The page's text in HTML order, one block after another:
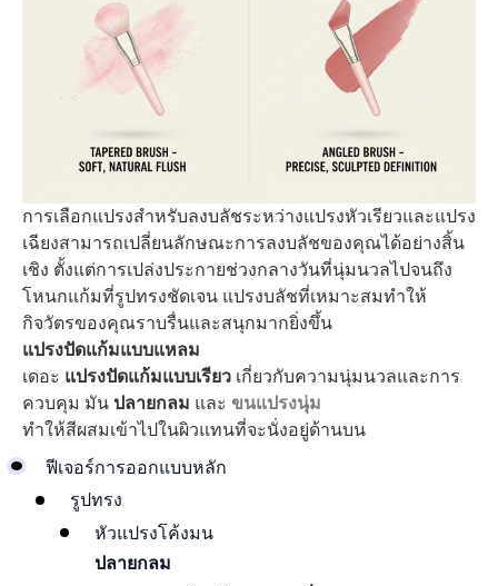
การเลือกแปรงสำหรับลงบลัชระหว่างแปรงหัวเรียวและแปรง
เฉียงสามารถเปลี่ยนลักษณะการลงบลัชของคุณได้อย่างสิ้น
เชิง ตั้งแต่การเปล่งประกายช่วงกลางวันที่นุ่มนวลไปจนถึง
โหนกแก้มที่รูปทรงชัดเจน แปรงบลัชที่เหมาะสมทำให้
กิจวัตรของคุณราบรื่นและสนุกมากยิ่งขึ้น
แปรงปัดแก้มแบบแหลม
เดอะ แปรงปัดแก้มแบบเรียว เกี่ยวกับความนุ่มนวลและการ
ควบคุม มัน ปลายกลม และ ขนแปรงนุ่ม
ทำให้สีผสมเข้าไปในผิวแทนที่จะนั่งอยู่ด้านบน
ฟีเจอร์การออกแบบหลัก
รูปทรง
หัวแปรงโค้งมน
ปลายกลม